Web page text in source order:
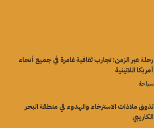
رحلة عبر الزمن: تجارب ثقافية غامرة في جميع أنحاء
أمريكا اللاتينية
سياحة
تذوق ملاذات الاسترخاء والهدوء في منطقة البحر
الكاريبي